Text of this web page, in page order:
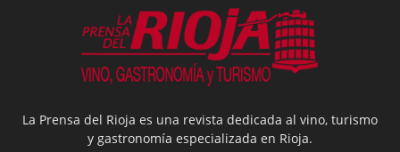
La Prensa del Rioja es una revista dedicada al vino, turismo
y gastronomía especializada en Rioja.